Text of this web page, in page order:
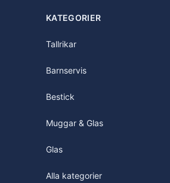
KATEGORIER
Tallrikar
Barnservis
Bestick
Muggar & Glas
Glas
Alla kategorier